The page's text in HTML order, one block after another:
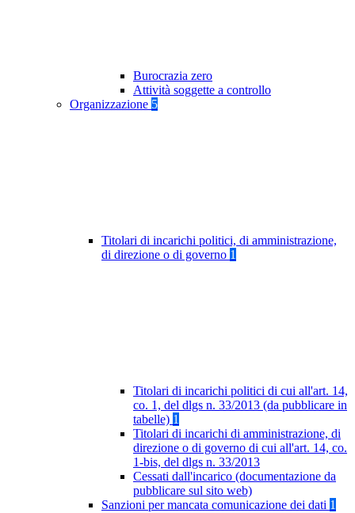
Burocrazia zero
Attività soggette a controllo
Organizzazione 5
Titolari di incarichi politici, di amministrazione,
di direzione o di governo 1
Titolari di incarichi politici di cui all'art. 14,
co. 1, del dlgs n. 33/2013 (da pubblicare in
tabelle) 1
Titolari di incarichi di amministrazione, di
direzione o di governo di cui all'art. 14, co.
1-bis, del dlgs n. 33/2013
Cessati dall'incarico (documentazione da
pubblicare sul sito web)
Sanzioni per mancata comunicazione dei dati 1